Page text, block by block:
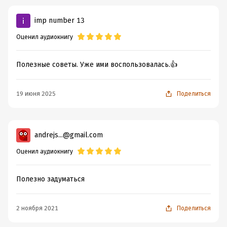
imp number 13
Оценил аудиокнигу
Полезные советы. Уже ими воспользовалась.👍
19 июня 2025 Поделиться
andrejs...@gmail.com
Оценил аудиокнигу
Полезно задуматься
2 ноября 2021 Поделиться